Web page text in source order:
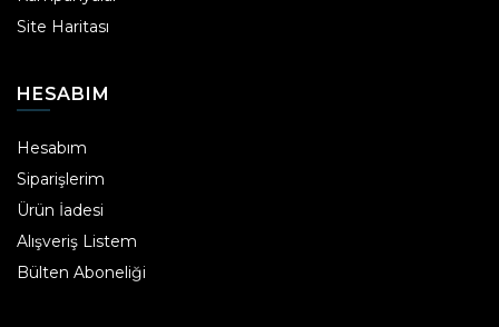
Site Haritası
HESABIM
Hesabım
Siparişlerim
Ürün İadesi
Alışveriş Listem
Bülten Aboneliği